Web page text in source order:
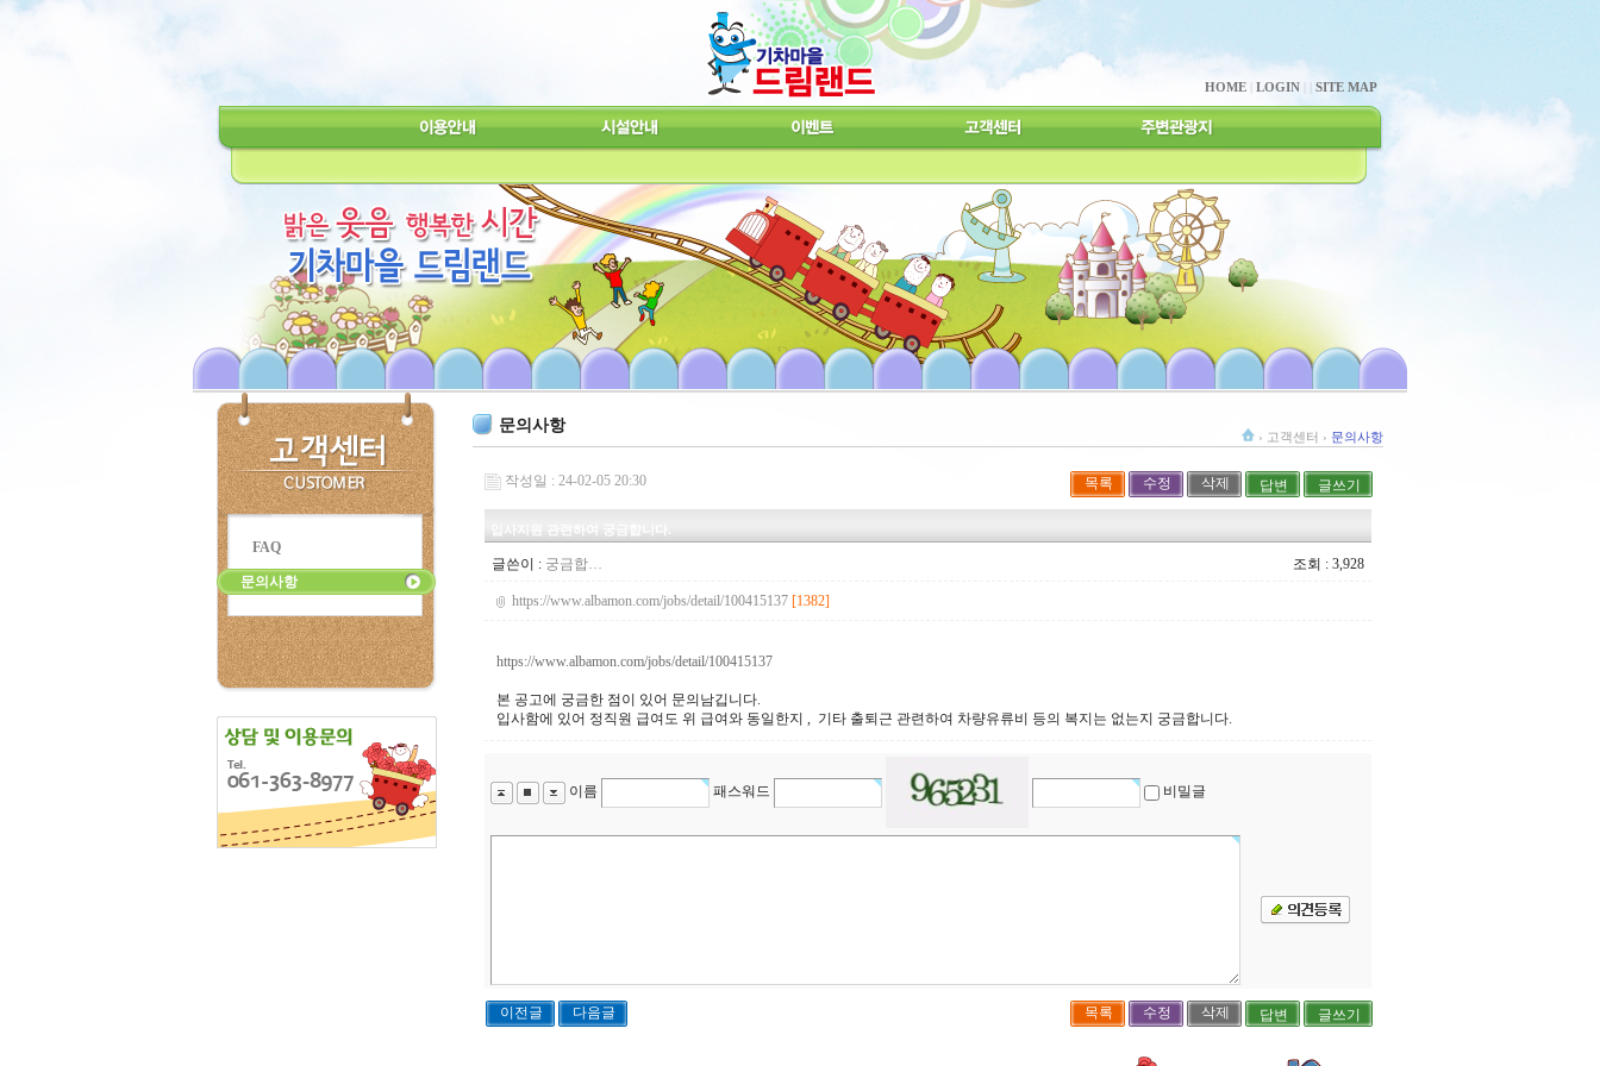
HOME LOGIN SITE MAP
FAQ
문의사항
문의사항
› 고객센터 › 문의사항
작성일 : 24-02-05 20:30 목록 수정 삭제 답변 글쓰기
입사지원 관련하여 궁금합니다.
글쓴이 : 궁금합… 조회 : 3,928
https://www.albamon.com/jobs/detail/100415137 [1382]
https://www.albamon.com/jobs/detail/100415137
본 공고에 궁금한 점이 있어 문의남깁니다.
입사함에 있어 정직원 급여도 위 급여와 동일한지 , 기타 출퇴근 관련하여 차량유류비 등의 복지는 없는지 궁금합니다.
이름 패스워드 비밀글
이전글 다음글 목록 수정 삭제 답변 글쓰기